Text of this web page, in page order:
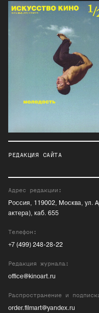
РЕДАКЦИЯ САЙТА
Адрес редакции:
Россия, 119002, Москва, ул.
актера), каб. 655
Телефон:
+7 (499) 248-28-22
Редакция журнала:
office@kinoart.ru
Распространение и
order.filmart@yandex.ru